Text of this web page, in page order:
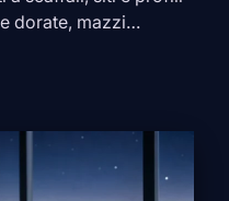
dorate, mazzi